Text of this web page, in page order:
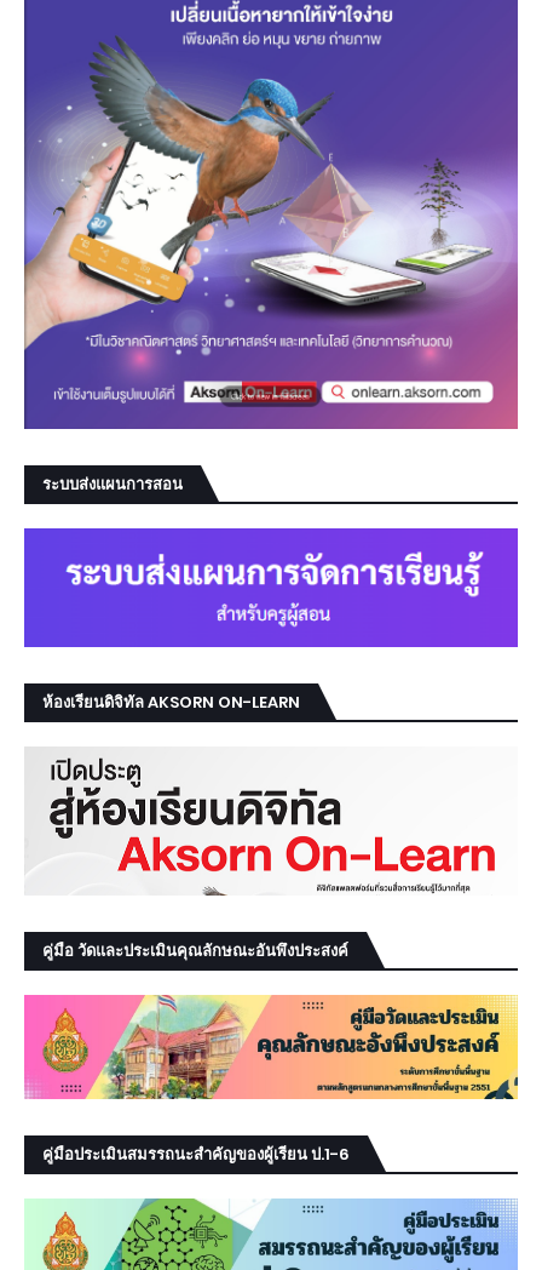
ระบบส่งแผนการสอน
ห้องเรียนดิจิทัล AKSORN ON-LEARN
คู่มือ วัดและประเมินคุณลักษณะอันพึงประสงค์
คู่มือประเมินสมรรถนะสำคัญของผู้เรียน ป.1-6